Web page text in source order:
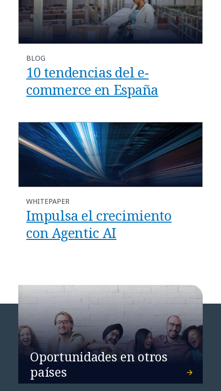
BLOG
10 tendencias del e-
commerce en España
WHITEPAPER
Impulsa el crecimiento
con Agentic AI
Oportunidades en otros
países